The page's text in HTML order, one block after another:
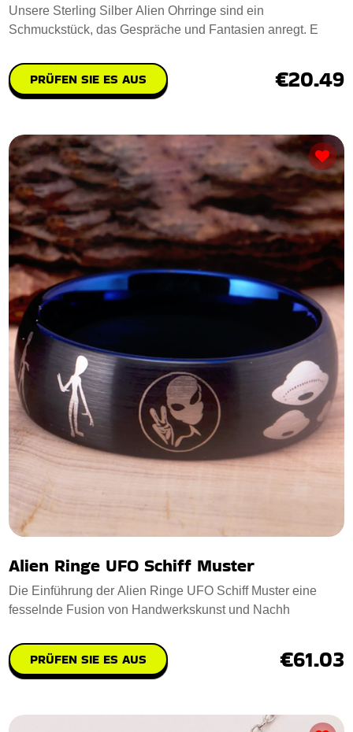
Unsere Sterling Silber Alien Ohrringe sind ein
Schmuckstück, das Gespräche und Fantasien anregt. E
PRÜFEN SIE ES AUS €20.49
Alien Ringe UFO Schiff Muster
Die Einführung der Alien Ringe UFO Schiff Muster eine
fesselnde Fusion von Handwerkskunst und Nachh
PRÜFEN SIE ES AUS €61.03